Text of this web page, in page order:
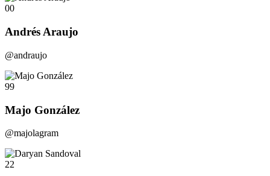
00
Andrés Araujo
@andraujo
99
Majo González
@majolagram
22